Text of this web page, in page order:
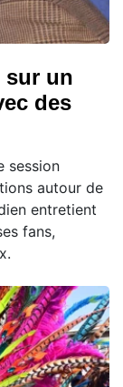
sur un
des
session
autour de
entretient
fans,